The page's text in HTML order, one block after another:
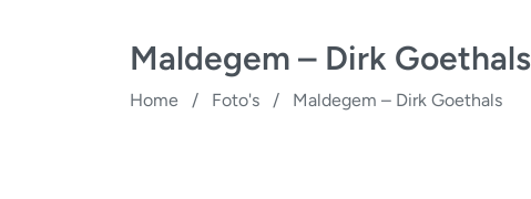
Maldegem – Dirk Goethals
Home / Foto's / Maldegem – Dirk Goethals